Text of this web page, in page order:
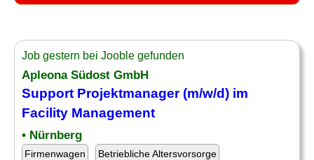
Job gestern bei Jooble gefunden
Apleona Südost GmbH
Support Projektmanager (m/w/d) im
Facility Management
• Nürnberg
Firmenwagen Betriebliche Altersvorsorge